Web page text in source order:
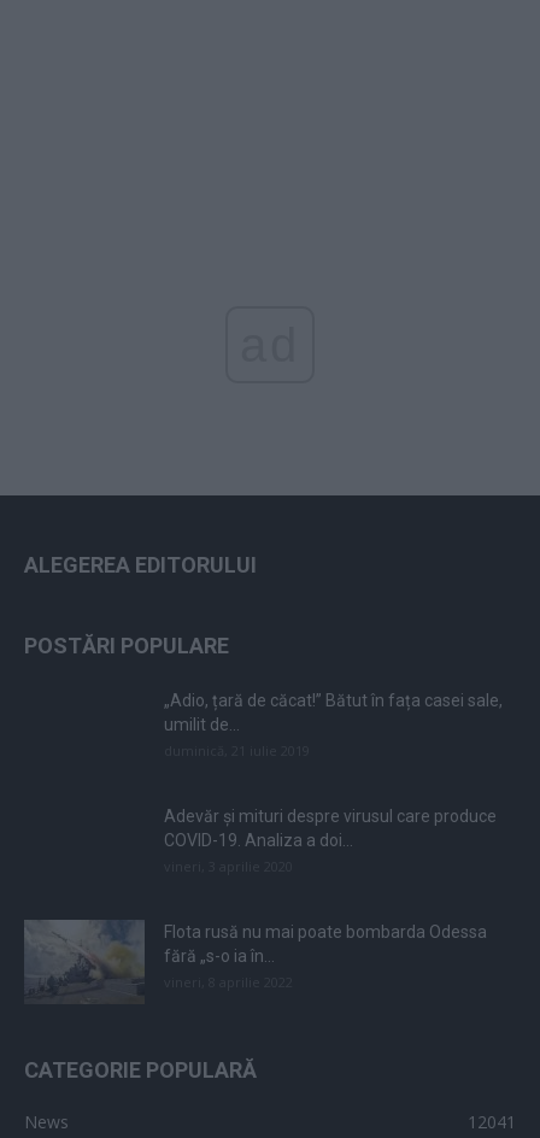
ALEGEREA EDITORULUI
POSTĂRI POPULARE
„Adio, țară de căcat!” Bătut în fața casei sale,
umilit de...
Adevăr și mituri despre virusul care produce
COVID-19. Analiza a doi...
Flota rusă nu mai poate bombarda Odessa
fără „s-o ia în...
CATEGORIE POPULARĂ
News
12041